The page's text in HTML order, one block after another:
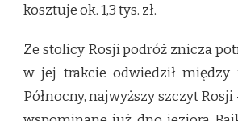
kosztuje ok. 1,3 tys. zł.
Ze stolicy Rosji podróż znicza
w jej trakcie odwiedził między
Północny, najwyższy szczyt Rosji